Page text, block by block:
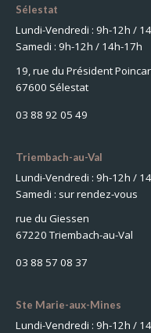
Sélestat
Lundi-Vendredi : 9h-12h /
Samedi : 9h-12h / 14h-17h
19, rue du Président
67600 Sélestat
03 88 92 05 49
Triembach-au-Val
Lundi-Vendredi : 9h-12h /
Samedi : sur rendez-vous
rue du Giessen
67220 Triembach-au-Val
03 88 57 08 37
Ste Marie-aux-Mines
Lundi-Vendredi : 9h-12h /